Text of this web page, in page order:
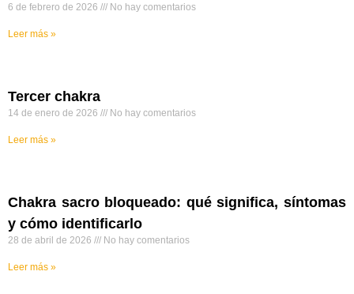
6 de febrero de 2026 No hay comentarios
Leer más »
Tercer chakra
14 de enero de 2026 No hay comentarios
Leer más »
Chakra sacro bloqueado: qué significa, síntomas
y cómo identificarlo
28 de abril de 2026 No hay comentarios
Leer más »